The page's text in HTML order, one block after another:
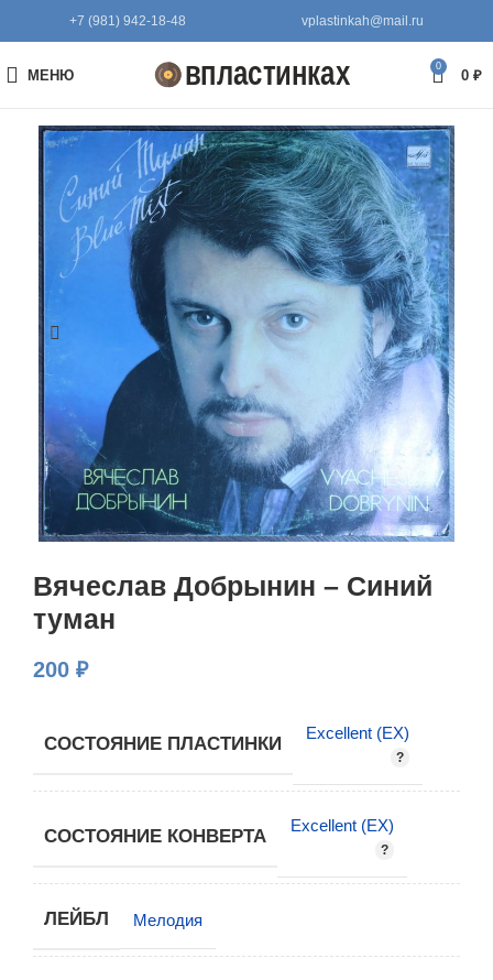
+7 (981) 942-18-48 vplastinkah@mail.ru
МЕНЮ
0
0 ₽
Вячеслав Добрынин – Синий
туман
200 ₽
СОСТОЯНИЕ ПЛАСТИНКИ
Excellent (EX)
СОСТОЯНИЕ КОНВЕРТА
Excellent (EX)
ЛЕЙБЛ Мелодия